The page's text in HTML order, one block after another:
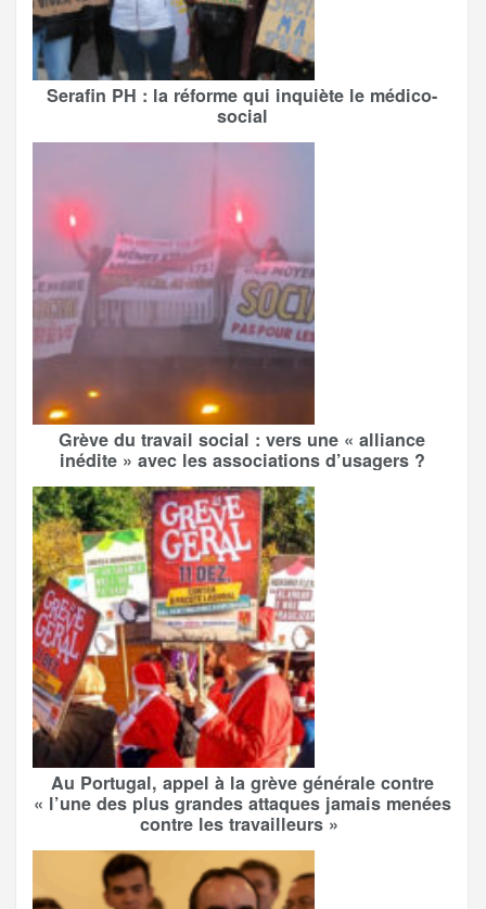
Serafin PH : la réforme qui inquiète le médico-
social
Grève du travail social : vers une « alliance
inédite » avec les associations d’usagers ?
Au Portugal, appel à la grève générale contre
« l’une des plus grandes attaques jamais menées
contre les travailleurs »